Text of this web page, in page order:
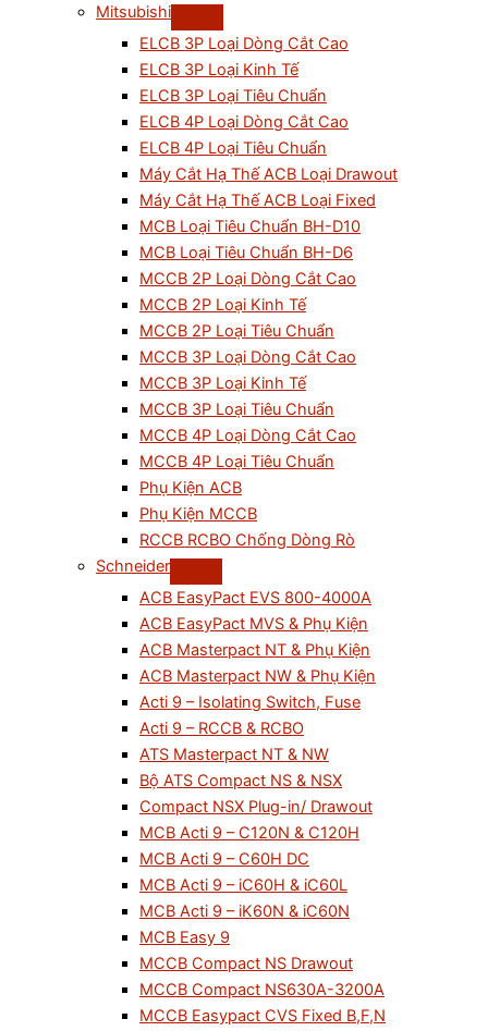
Mitsubishi
ELCB 3P Loại Dòng Cắt Cao
ELCB 3P Loại Kinh Tế
ELCB 3P Loại Tiêu Chuẩn
ELCB 4P Loại Dòng Cắt Cao
ELCB 4P Loại Tiêu Chuẩn
Máy Cắt Hạ Thế ACB Loại Drawout
Máy Cắt Hạ Thế ACB Loại Fixed
MCB Loại Tiêu Chuẩn BH-D10
MCB Loại Tiêu Chuẩn BH-D6
MCCB 2P Loại Dòng Cắt Cao
MCCB 2P Loại Kinh Tế
MCCB 2P Loại Tiêu Chuẩn
MCCB 3P Loại Dòng Cắt Cao
MCCB 3P Loại Kinh Tế
MCCB 3P Loại Tiêu Chuẩn
MCCB 4P Loại Dòng Cắt Cao
MCCB 4P Loại Tiêu Chuẩn
Phụ Kiện ACB
Phụ Kiện MCCB
RCCB RCBO Chống Dòng Rò
Schneider
ACB EasyPact EVS 800-4000A
ACB EasyPact MVS & Phụ Kiện
ACB Masterpact NT & Phụ Kiện
ACB Masterpact NW & Phụ Kiện
Acti 9 – Isolating Switch, Fuse
Acti 9 – RCCB & RCBO
ATS Masterpact NT & NW
Bộ ATS Compact NS & NSX
Compact NSX Plug-in/ Drawout
MCB Acti 9 – C120N & C120H
MCB Acti 9 – C60H DC
MCB Acti 9 – iC60H & iC60L
MCB Acti 9 – iK60N & iC60N
MCB Easy 9
MCCB Compact NS Drawout
MCCB Compact NS630A-3200A
MCCB Easypact CVS Fixed B,F,N